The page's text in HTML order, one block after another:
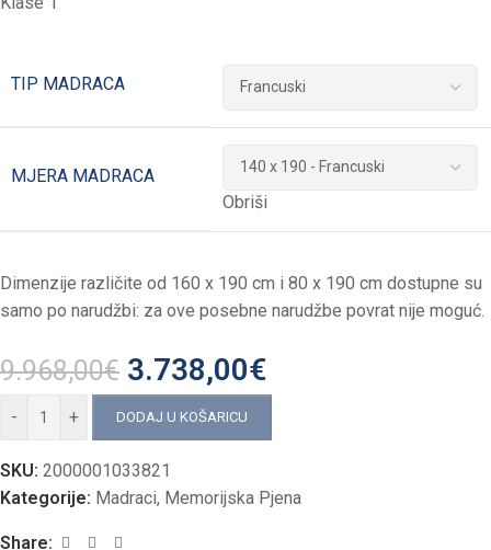
TIP MADRACA
MJERA MADRACA
Obriši
Dimenzije različite od 160 x 190 cm i 80 x 190 cm dostupne su
samo po narudžbi: za ove posebne narudžbe povrat nije moguć.
9.968,00€ 3.738,00€
- + DODAJ U KOŠARICU
SKU: 2000001033821
Kategorije: Madraci, Memorijska Pjena
Share: